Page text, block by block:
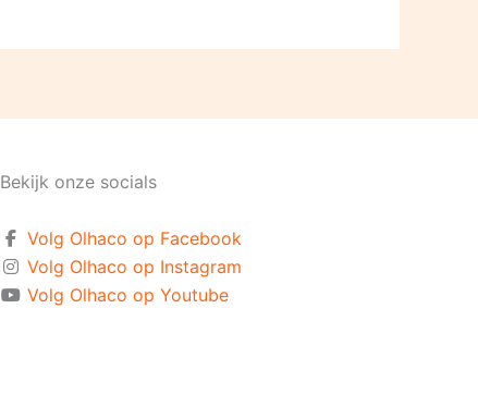
Bekijk onze socials
Volg Olhaco op Facebook
Volg Olhaco op Instagram
Volg Olhaco op Youtube